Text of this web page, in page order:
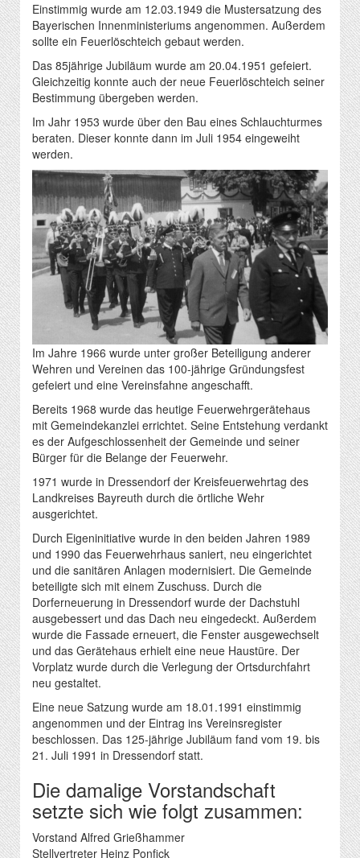
Einstimmig wurde am 12.03.1949 die Mustersatzung des
Bayerischen Innenministeriums angenommen. Außerdem
sollte ein Feuerlöschteich gebaut werden.
Das 85jährige Jubiläum wurde am 20.04.1951 gefeiert.
Gleichzeitig konnte auch der neue Feuerlöschteich seiner
Bestimmung übergeben werden.
Im Jahr 1953 wurde über den Bau eines Schlauchturmes
beraten. Dieser konnte dann im Juli 1954 eingeweiht
werden.
Im Jahre 1966 wurde unter großer Beteiligung anderer
Wehren und Vereinen das 100-jährige Gründungsfest
gefeiert und eine Vereinsfahne angeschafft.
Bereits 1968 wurde das heutige Feuerwehrgerätehaus
mit Gemeindekanzlei errichtet. Seine Entstehung verdankt
es der Aufgeschlossenheit der Gemeinde und seiner
Bürger für die Belange der Feuerwehr.
1971 wurde in Dressendorf der Kreisfeuerwehrtag des
Landkreises Bayreuth durch die örtliche Wehr
ausgerichtet.
Durch Eigeninitiative wurde in den beiden Jahren 1989
und 1990 das Feuerwehrhaus saniert, neu eingerichtet
und die sanitären Anlagen modernisiert. Die Gemeinde
beteiligte sich mit einem Zuschuss. Durch die
Dorferneuerung in Dressendorf wurde der Dachstuhl
ausgebessert und das Dach neu eingedeckt. Außerdem
wurde die Fassade erneuert, die Fenster ausgewechselt
und das Gerätehaus erhielt eine neue Haustüre. Der
Vorplatz wurde durch die Verlegung der Ortsdurchfahrt
neu gestaltet.
Eine neue Satzung wurde am 18.01.1991 einstimmig
angenommen und der Eintrag ins Vereinsregister
beschlossen. Das 125-jährige Jubiläum fand vom 19. bis
21. Juli 1991 in Dressendorf statt.
Die damalige Vorstandschaft
setzte sich wie folgt zusammen:
Vorstand Alfred Grießhammer
Stellvertreter Heinz Ponfick